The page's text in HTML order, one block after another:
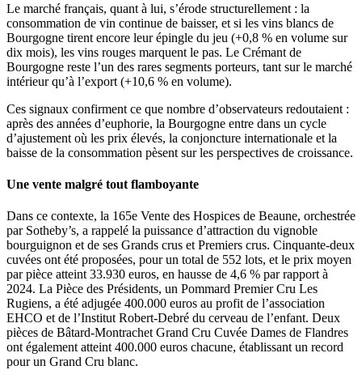
Le marché français, quant à lui, s’érode structurellement : la
consommation de vin continue de baisser, et si les vins blancs de
Bourgogne tirent encore leur épingle du jeu (+0,8 % en volume sur
dix mois), les vins rouges marquent le pas. Le Crémant de
Bourgogne reste l’un des rares segments porteurs, tant sur le marché
intérieur qu’à l’export (+10,6 % en volume).
Ces signaux confirment ce que nombre d’observateurs redoutaient :
après des années d’euphorie, la Bourgogne entre dans un cycle
d’ajustement où les prix élevés, la conjoncture internationale et la
baisse de la consommation pèsent sur les perspectives de croissance.
Une vente malgré tout flamboyante
Dans ce contexte, la 165e Vente des Hospices de Beaune, orchestrée
par Sotheby’s, a rappelé la puissance d’attraction du vignoble
bourguignon et de ses Grands crus et Premiers crus. Cinquante-deux
cuvées ont été proposées, pour un total de 552 lots, et le prix moyen
par pièce atteint 33.930 euros, en hausse de 4,6 % par rapport à
2024. La Pièce des Présidents, un Pommard Premier Cru Les
Rugiens, a été adjugée 400.000 euros au profit de l’association
EHCO et de l’Institut Robert-Debré du cerveau de l’enfant. Deux
pièces de Bâtard-Montrachet Grand Cru Cuvée Dames de Flandres
ont également atteint 400.000 euros chacune, établissant un record
pour un Grand Cru blanc.